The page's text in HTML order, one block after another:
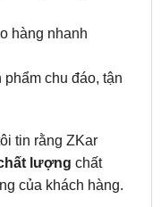
chu đáo, tận
tin rằng ZKar
của khách hàng.
Xpander